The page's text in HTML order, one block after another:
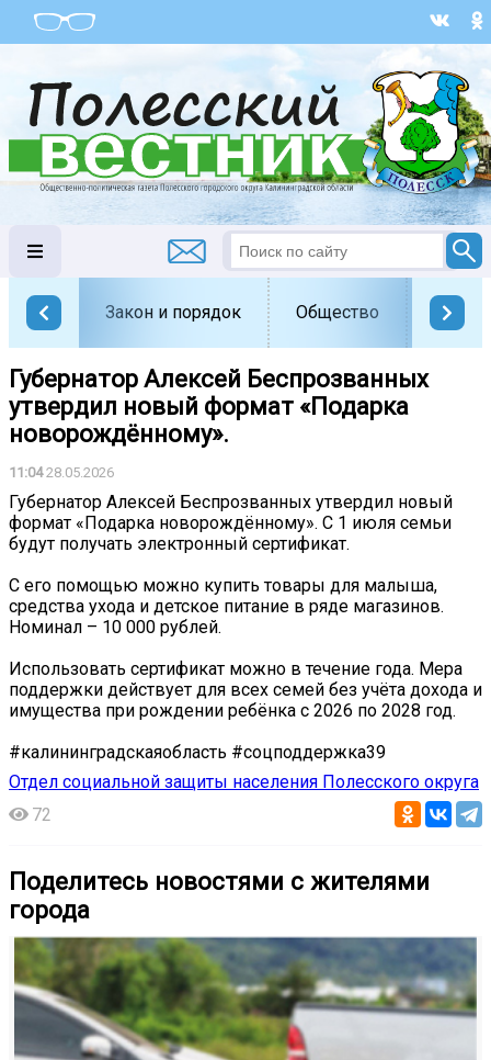
Закон и порядок Общество
Губернатор Алексей Беспрозванных
утвердил новый формат «Подарка
новорождённому».
11:0428.05.2026
Губернатор Алексей Беспрозванных утвердил новый
формат «Подарка новорождённому». С 1 июля семьи
будут получать электронный сертификат.
С его помощью можно купить товары для малыша,
средства ухода и детское питание в ряде магазинов.
Номинал – 10 000 рублей.
Использовать сертификат можно в течение года. Мера
поддержки действует для всех семей без учёта дохода и
имущества при рождении ребёнка с 2026 по 2028 год.
#калининградскаяобласть #соцподдержка39
Отдел социальной защиты населения Полесского округа
72
Поделитесь новостями с жителями
города